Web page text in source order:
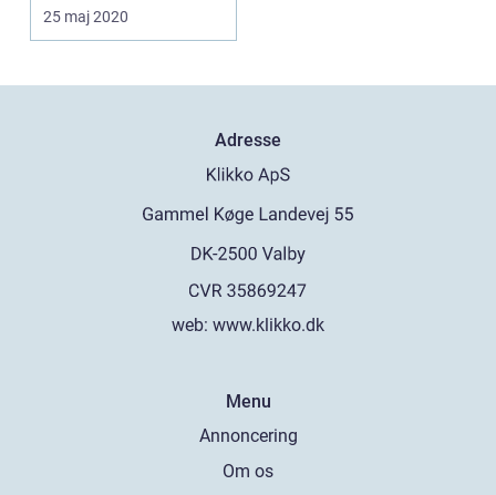
Men hvordan og hvo...
25 maj 2020
Adresse
web: www.klikko.dk
Menu
Annoncering
Om os